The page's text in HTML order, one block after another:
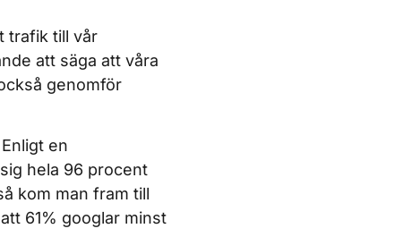
trafik till vår
att säga att våra
genomför
en
hela 96 procent
kom man fram till
61% googlar minst